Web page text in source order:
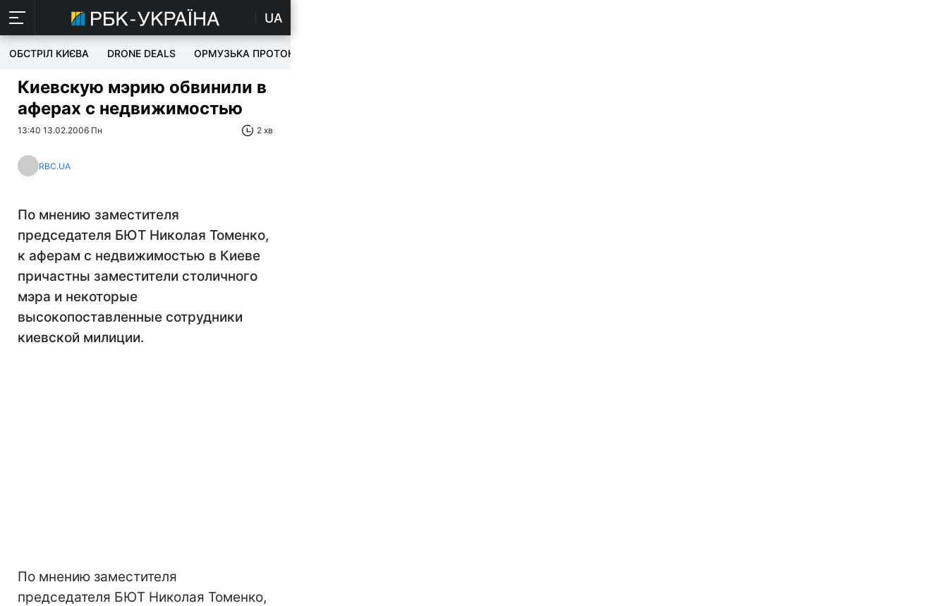
UA
ОБСТРІЛ КИЄВА DRONE DEALS ОРМУЗЬКА ПРОТОКА
Киевскую мэрию обвинили в
аферах с недвижимостью
13:40 13.02.2006 Пн 2 хв
RBC.UA
По мнению заместителя
председателя БЮТ Николая Томенко,
к аферам с недвижимостью в Киеве
причастны заместители столичного
мэра и некоторые
высокопоставленные сотрудники
киевской милиции.
По мнению заместителя
председателя БЮТ Николая Томенко,